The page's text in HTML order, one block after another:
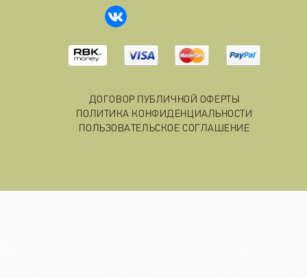
ДОГОВОР ПУБЛИЧНОЙ ОФЕРТЫ
ПОЛИТИКА КОНФИДЕНЦИАЛЬНОСТИ
ПОЛЬЗОВАТЕЛЬСКОЕ СОГЛАШЕНИЕ